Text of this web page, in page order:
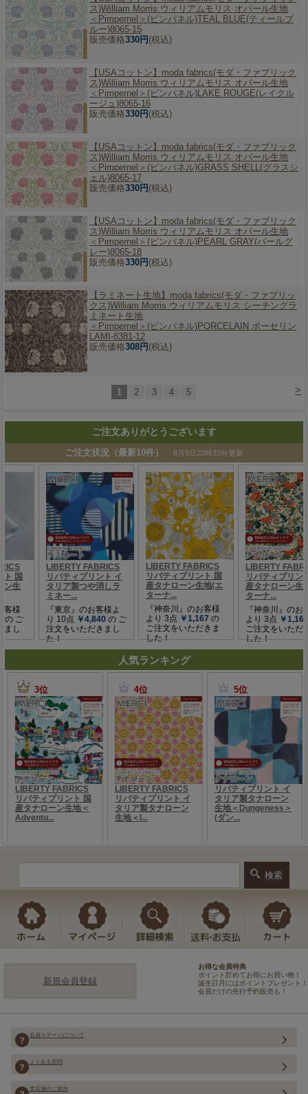
ス)William Morris ウィリアムモリス オパール生地
＜Pimpernel＞(ピンパネル)TEAL BLUE(ティールブ
ルー)8065-15
販売価格330円(税込)
【USAコットン】 moda fabrics(モダ・ファブリック
ス)William Morris ウィリアムモリス オパール生地
＜Pimpernel＞(ピンパネル)LAKE ROUGE(レイクル
ージュ)8065-16
販売価格330円(税込)
【USAコットン】 moda fabrics(モダ・ファブリック
ス)William Morris ウィリアムモリス オパール生地
＜Pimpernel＞(ピンパネル)GRASS SHELL(グラスシ
ェル)8065-17
販売価格330円(税込)
【USAコットン】 moda fabrics(モダ・ファブリック
ス)William Morris ウィリアムモリス オパール生地
＜Pimpernel＞(ピンパネル)PEARL GRAY(パールグ
レー)8065-18
販売価格330円(税込)
【ラミネート生地】 moda fabrics(モダ・ファブリッ
クス)William Morris ウィリアムモリス シーチングラ
ミネート生地
＜Pimpernel＞(ピンパネル)PORCELAIN ポーセリン
LAMI-8381-12
販売価格308円(税込)
>
1 2 3 4 5
ご注文ありがとうございます
人気ランキング
新規会員登録
お得な会員特典
ポイント貯めてお得にお買い物！
誕生日月にはポイントプレゼント！
会員だけの先行予約販売も！
会員ステージについて
よくある質問
実店舗のご案内